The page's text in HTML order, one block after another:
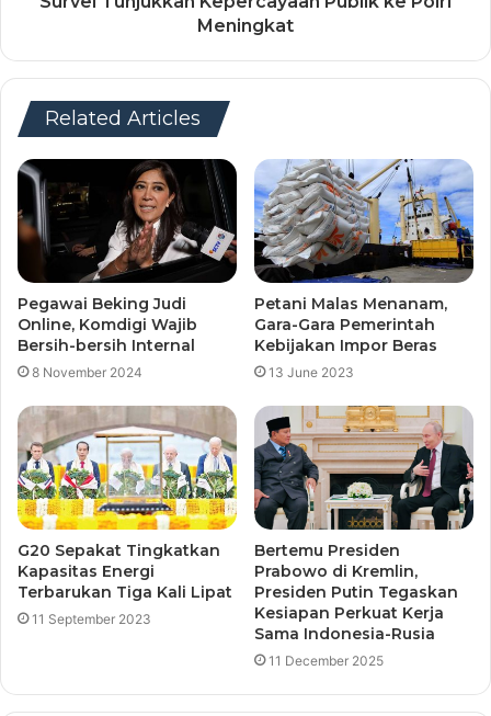
Meningkat
Related Articles
Pegawai Beking Judi
Online, Komdigi Wajib
Bersih-bersih Internal
8 November 2024
Petani Malas Menanam,
Gara-Gara Pemerintah
Kebijakan Impor Beras
13 June 2023
G20 Sepakat Tingkatkan
Kapasitas Energi
Terbarukan Tiga Kali Lipat
11 September 2023
Bertemu Presiden
Prabowo di Kremlin,
Presiden Putin Tegaskan
Kesiapan Perkuat Kerja
Sama Indonesia-Rusia
11 December 2025